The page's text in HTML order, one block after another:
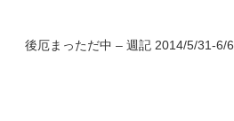
後厄まっただ中 – 週記 2014/5/31-6/6